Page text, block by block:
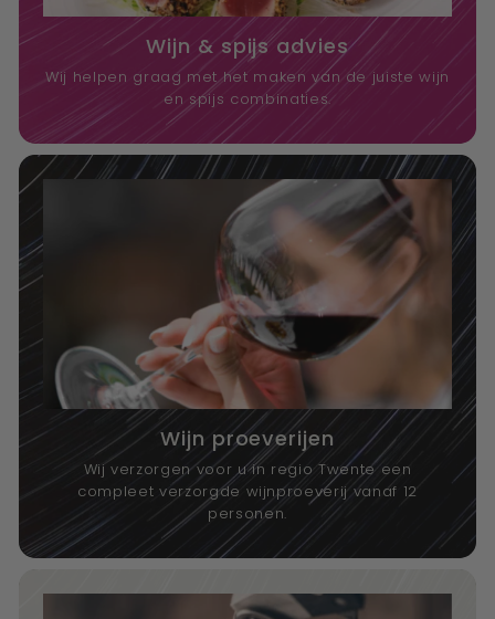
Wijn & spijs advies
Wij helpen graag met het maken van de juiste wijn
en spijs combinaties.
Wijn proeverijen
Wij verzorgen voor u in regio Twente een
compleet verzorgde wijnproeverij vanaf 12
personen.